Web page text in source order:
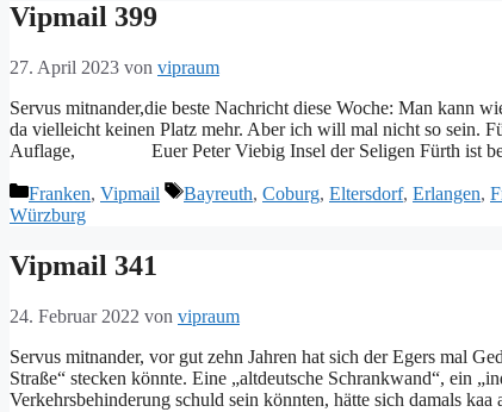
Vipmail 399
27. April 2023 von vipraum
Servus mitnander,die beste Nachricht diese Woche: Man kann
da vielleicht keinen Platz mehr. Aber ich will mal nicht so sein.
Auflage, Euer Peter Viebig Insel der Seligen Fürth ist
Kategorien
Franken, Vipmail Schlagwörter
Bayreuth, Coburg, Eltersdorf, Erlangen,
Würzburg
Vipmail 341
24. Februar 2022 von vipraum
Servus mitnander, vor gut zehn Jahren hat sich der Egers mal
Straße“ stecken könnte. Eine „altdeutsche Schrankwand“, ein
Verkehrsbehinderung schuld sein könnten, hätte sich damals